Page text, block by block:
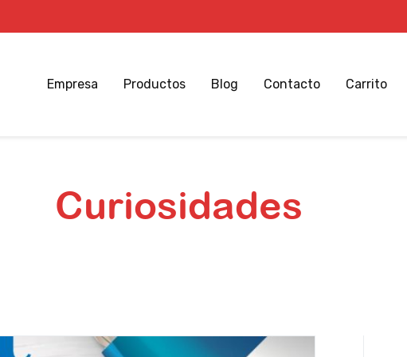
Empresa Productos Blog Contacto Carrito
Curiosidades